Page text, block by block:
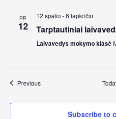
PR
12
12 spalio -6 lapkričio
Tarptautiniai
Laivavedys mokymo klasė
PreviousEvents
Subscribe to